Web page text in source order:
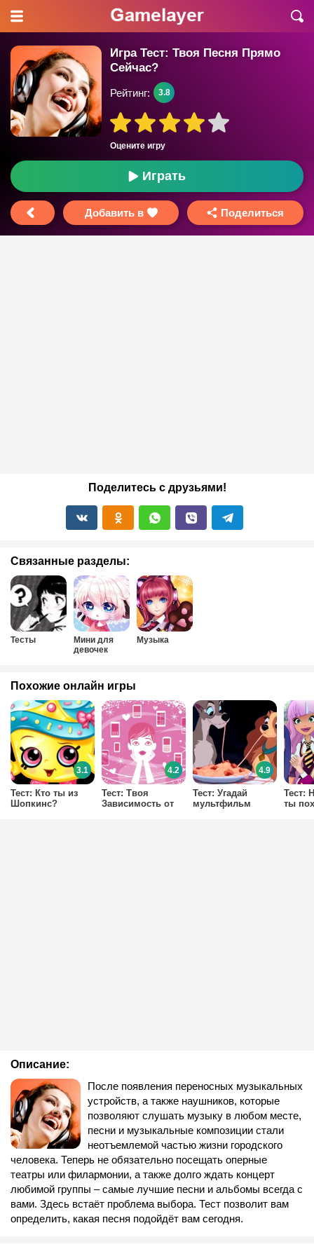
Игра Тест: Твоя Песня Прямо
Сейчас?
Оцените игру
Рейтинг: 3.8
Играть
Добавить в Поделиться
Поделитесь с друзьями!
Связанные разделы:
Тесты
Мини для
девочек
Музыка
Описание:
После появления переносных музыкальных
устройств, а также наушников, которые
позволяют слушать музыку в любом месте,
песни и музыкальные композиции стали
неотъемлемой частью жизни городского
человека. Теперь не обязательно посещать оперные
театры или филармонии, а также долго ждать концерт
любимой группы – самые лучшие песни и альбомы всегда с
вами. Здесь встаёт проблема выбора. Тест позволит вам
определить, какая песня подойдёт вам сегодня.
Похожие онлайн игры
Тест: Кто ты из
Шопкинс?
3.1
Тест: Твоя
Зависимость от
4.2
Тест: Угадай
мультфильм
4.9
Тест:
ты